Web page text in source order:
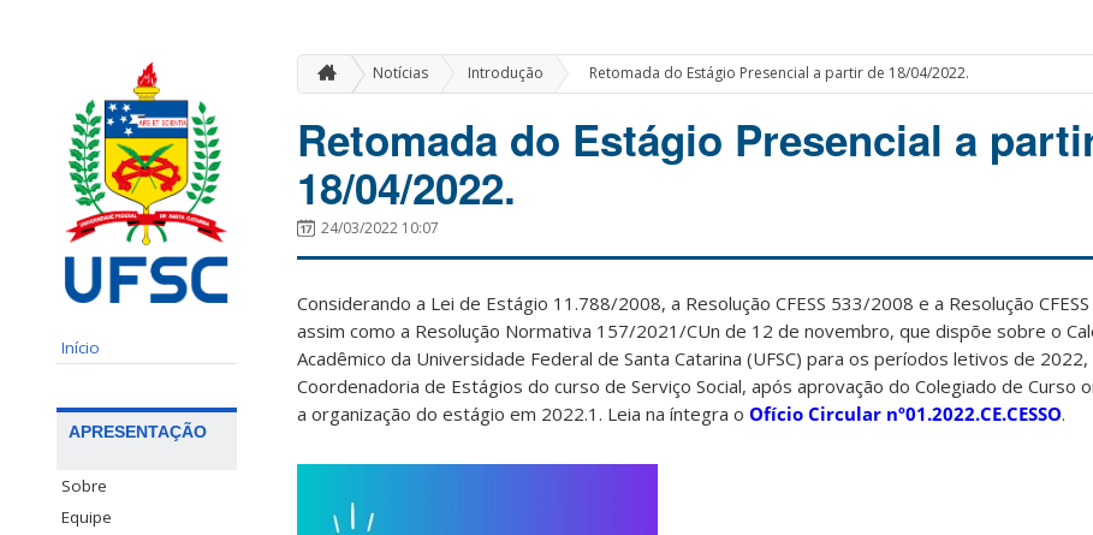
Início
APRESENTAÇÃO
Sobre
Equipe
Notícias Introdução » Retomada do Estágio Presencial a partir de 18/04/2022.
Retomada do Estágio Presencial a
18/04/2022.
24/03/2022 10:07
Considerando a Lei de Estágio 11.788/2008, a Resolução CFESS 533/2008 e a Resolução
assim como a Resolução Normativa 157/2021/CUn de 12 de novembro, que dispõe sobre o
Acadêmico da Universidade Federal de Santa Catarina (UFSC) para os períodos letivos de 2022,
Coordenadoria de Estágios do curso de Serviço Social, após aprovação do Colegiado de Curso
a organização do estágio em 2022.1. Leia na íntegra o Ofício Circular nº01.2022.CE.CESSO.